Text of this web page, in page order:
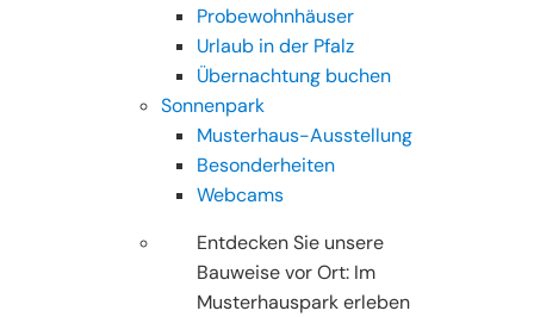
Probewohnhäuser
Urlaub in der Pfalz
Übernachtung buchen
Sonnenpark
Musterhaus-Ausstellung
Besonderheiten
Webcams
Entdecken Sie unsere
Bauweise vor Ort: Im
Musterhauspark erleben